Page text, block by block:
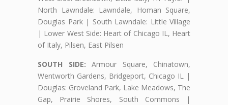
North Lawndale: Lawndale, Homan Square,
Douglas Park | South Lawndale: Little Village
| Lower West Side: Heart of Chicago IL, Heart
of Italy, Pilsen, East Pilsen
SOUTH SIDE: Armour Square, Chinatown,
Wentworth Gardens, Bridgeport, Chicago IL |
Douglas: Groveland Park, Lake Meadows, The
Gap, Prairie Shores, South Commons |